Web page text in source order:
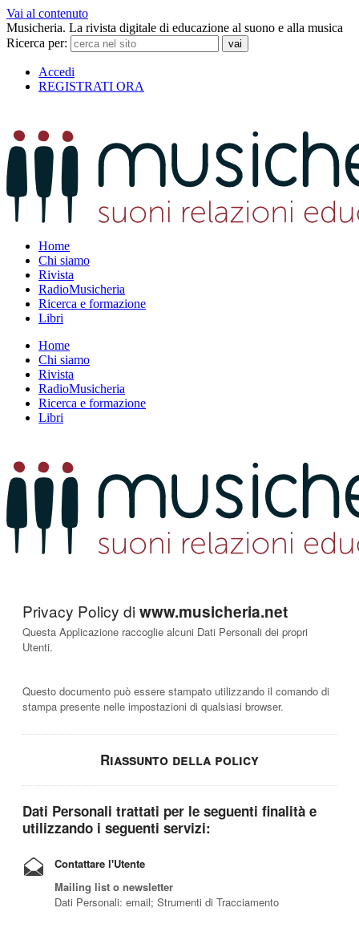
Vai al contenuto
Musicheria. La rivista digitale di educazione al suono e alla musica
Ricerca per:
Accedi
REGISTRATI ORA
Home
Chi siamo
Rivista
RadioMusicheria
Ricerca e formazione
Libri
Home
Chi siamo
Rivista
RadioMusicheria
Ricerca e formazione
Libri
Privacy Policy di www.musicheria.net
Questa Applicazione raccoglie alcuni Dati Personali dei propri
Utenti.
Questo documento può essere stampato utilizzando il comando di
stampa presente nelle impostazioni di qualsiasi browser.
Riassunto della policy
Dati Personali trattati per le seguenti finalità e
utilizzando i seguenti servizi:
Contattare l'Utente
Mailing list o newsletter
Dati Personali: email; Strumenti di Tracciamento